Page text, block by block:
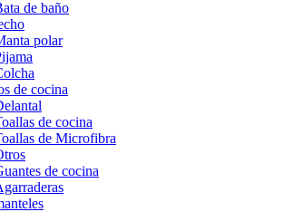
de baño
polar
de cocina
de cocina
de Microfibra
de cocina